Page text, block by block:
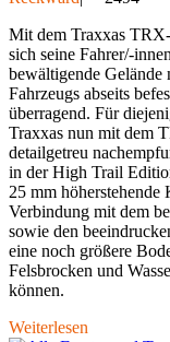
Mit dem Traxxas
sich seine Fahrer/-
bewältigende Gelände
Fahrzeugs abseits
überragend. Für
Traxxas nun mit dem
detailgetreu
in der High Trail
25 mm höherstehende
Verbindung mit dem
sowie den
eine noch größere
Felsbrocken und
können.
Weiterlesen